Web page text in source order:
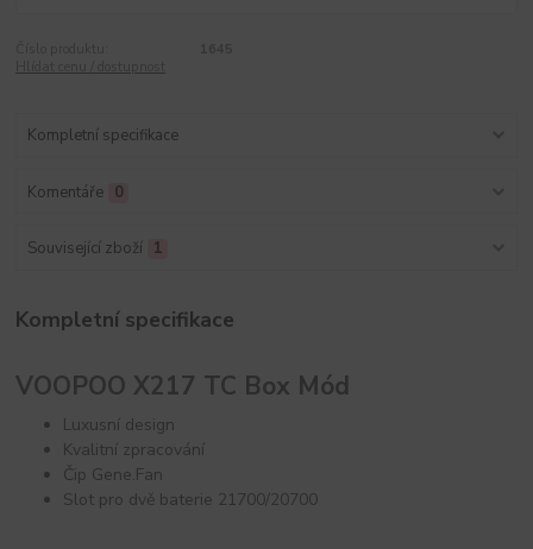
Kompletní specifikace
Komentáře 0
Související zboží 1
Kompletní specifikace
VOOPOO X217 TC Box Mód
Luxusní design
Kvalitní zpracování
Čip Gene.Fan
Slot pro dvě baterie 21700/20700